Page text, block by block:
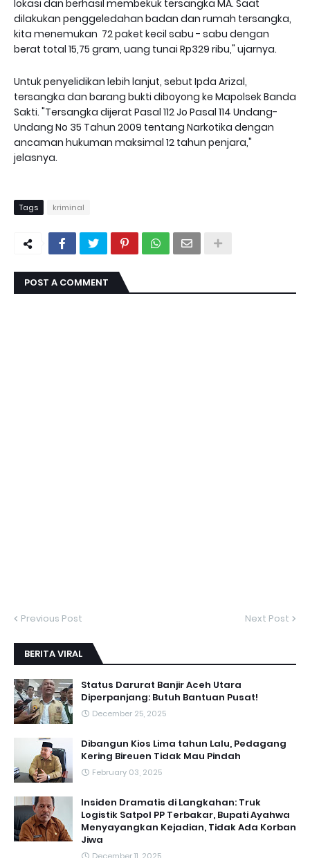
lokasi dan berhasil membekuk tersangka MA. Saat
dilakukan penggeledahan badan dan rumah tersangka,
kita menemukan 72 paket kecil sabu - sabu dengan
berat total 15,75 gram, uang tunai Rp329 ribu," ujarnya.
Untuk penyelidikan lebih lanjut, sebut Ipda Arizal,
tersangka dan barang bukti diboyong ke Mapolsek Banda
Sakti. "Tersangka dijerat Pasal 112 Jo Pasal 114 Undang-
Undang No 35 Tahun 2009 tentang Narkotika dengan
ancaman hukuman maksimal 12 tahun penjara,"
jelasnya.
Tags kriminal
POST A COMMENT
Previous Post Next Post
BERITA VIRAL
Status Darurat Banjir Aceh Utara
Diperpanjang: Butuh Bantuan Pusat!
December 25, 2025
Dibangun Kios Lima tahun Lalu, Pedagang
Kering Bireuen Tidak Mau Pindah
February 03, 2025
Insiden Dramatis di Langkahan: Truk
Logistik Satpol PP Terbakar, Bupati Ayahwa
Menyayangkan Kejadian, Tidak Ada Korban
Jiwa